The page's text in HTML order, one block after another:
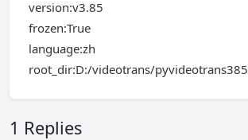
version:v3.85
frozen:True
language:zh
root_dir:D:/videotrans/pyvideotrans385
1 Replies